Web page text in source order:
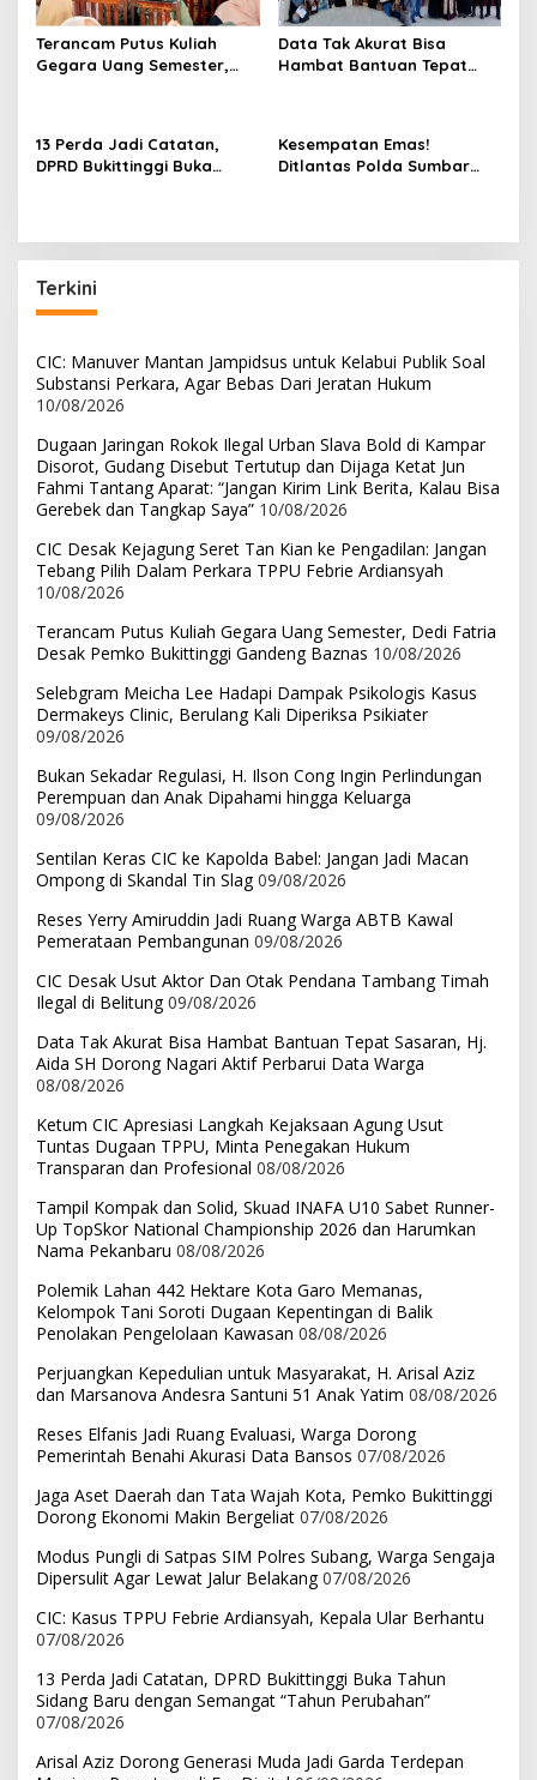
o
s
Terancam Putus Kuliah
Gegara Uang Semester,
Data Tak Akurat Bisa
Hambat Bantuan Tepat
13 Perda Jadi Catatan,
DPRD Bukittinggi Buka
Kesempatan Emas!
Ditlantas Polda Sumbar
Terkini
CIC: Manuver Mantan Jampidsus untuk Kelabui Publik Soal
Substansi Perkara, Agar Bebas Dari Jeratan Hukum
10/08/2026
Dugaan Jaringan Rokok Ilegal Urban Slava Bold di Kampar
Disorot, Gudang Disebut Tertutup dan Dijaga Ketat Jun
Fahmi Tantang Aparat: “Jangan Kirim Link Berita, Kalau Bisa
Gerebek dan Tangkap Saya” 10/08/2026
CIC Desak Kejagung Seret Tan Kian ke Pengadilan: Jangan
Tebang Pilih Dalam Perkara TPPU Febrie Ardiansyah
10/08/2026
Terancam Putus Kuliah Gegara Uang Semester, Dedi Fatria
Desak Pemko Bukittinggi Gandeng Baznas 10/08/2026
Selebgram Meicha Lee Hadapi Dampak Psikologis Kasus
Dermakeys Clinic, Berulang Kali Diperiksa Psikiater
09/08/2026
Bukan Sekadar Regulasi, H. Ilson Cong Ingin Perlindungan
Perempuan dan Anak Dipahami hingga Keluarga
09/08/2026
Sentilan Keras CIC ke Kapolda Babel: Jangan Jadi Macan
Ompong di Skandal Tin Slag 09/08/2026
Reses Yerry Amiruddin Jadi Ruang Warga ABTB Kawal
Pemerataan Pembangunan 09/08/2026
CIC Desak Usut Aktor Dan Otak Pendana Tambang Timah
Ilegal di Belitung 09/08/2026
Data Tak Akurat Bisa Hambat Bantuan Tepat Sasaran, Hj.
Aida SH Dorong Nagari Aktif Perbarui Data Warga
08/08/2026
Ketum CIC Apresiasi Langkah Kejaksaan Agung Usut
Tuntas Dugaan TPPU, Minta Penegakan Hukum
Transparan dan Profesional 08/08/2026
Tampil Kompak dan Solid, Skuad INAFA U10 Sabet Runner-
Up TopSkor National Championship 2026 dan Harumkan
Nama Pekanbaru 08/08/2026
Polemik Lahan 442 Hektare Kota Garo Memanas,
Kelompok Tani Soroti Dugaan Kepentingan di Balik
Penolakan Pengelolaan Kawasan 08/08/2026
Perjuangkan Kepedulian untuk Masyarakat, H. Arisal Aziz
dan Marsanova Andesra Santuni 51 Anak Yatim 08/08/2026
Reses Elfanis Jadi Ruang Evaluasi, Warga Dorong
Pemerintah Benahi Akurasi Data Bansos 07/08/2026
Jaga Aset Daerah dan Tata Wajah Kota, Pemko Bukittinggi
Dorong Ekonomi Makin Bergeliat 07/08/2026
Modus Pungli di Satpas SIM Polres Subang, Warga Sengaja
Dipersulit Agar Lewat Jalur Belakang 07/08/2026
CIC: Kasus TPPU Febrie Ardiansyah, Kepala Ular Berhantu
07/08/2026
13 Perda Jadi Catatan, DPRD Bukittinggi Buka Tahun
Sidang Baru dengan Semangat “Tahun Perubahan”
07/08/2026
Arisal Aziz Dorong Generasi Muda Jadi Garda Terdepan